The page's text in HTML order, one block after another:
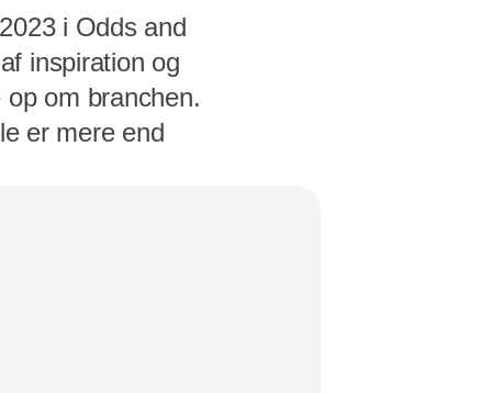
i Odds and
inspiration og
om branchen.
er mere end